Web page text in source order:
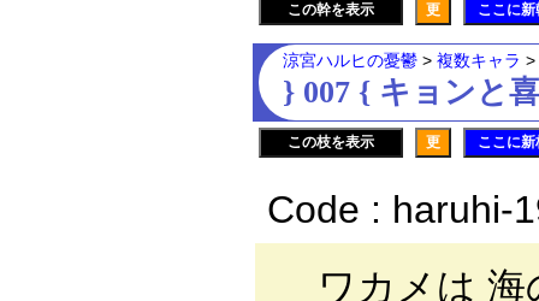
この幹を表示 更 ここに
涼宮ハルヒの憂鬱 > 複数キャラ >
} 007 { キョンと
この枝を表示 更 ここに
Code : haruhi-
ワカメは 海